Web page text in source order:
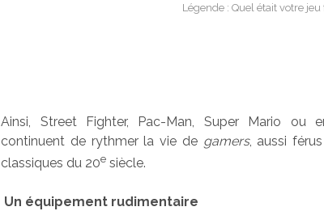
Légende : Quel était votre jeu
Ainsi, Street Fighter, Pac-Man, Super Mario ou
continuent de rythmer la vie de gamers, aussi
classiques du 20e siècle.
Un équipement rudimentaire